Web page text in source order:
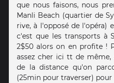
que nous faisons, nous
Manli Beach (quartier de
rive, à l'opposé de l'opéra)
c'est que les transports à
2$50 alors on en profite !
assez cher ici tt de
de la distance qu'on
(25min pour traverser)